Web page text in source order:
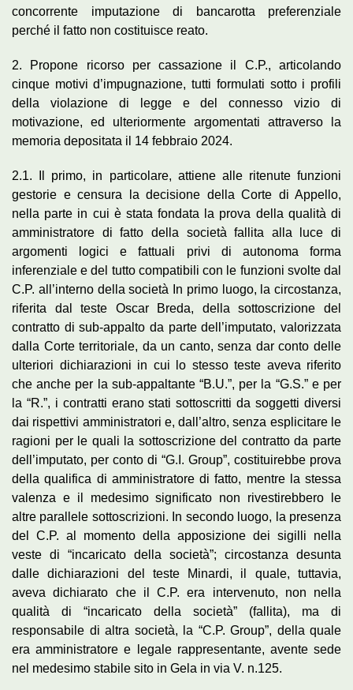
concorrente imputazione di bancarotta preferenziale
perché il fatto non costituisce reato.
2. Propone ricorso per cassazione il C.P., articolando
cinque motivi d’impugnazione, tutti formulati sotto i profili
della violazione di legge e del connesso vizio di
motivazione, ed ulteriormente argomentati attraverso la
memoria depositata il 14 febbraio 2024.
2.1. Il primo, in particolare, attiene alle ritenute funzioni
gestorie e censura la decisione della Corte di Appello,
nella parte in cui è stata fondata la prova della qualità di
amministratore di fatto della società fallita alla luce di
argomenti logici e fattuali privi di autonoma forma
inferenziale e del tutto compatibili con le funzioni svolte dal
C.P. all’interno della società In primo luogo, la circostanza,
riferita dal teste Oscar Breda, della sottoscrizione del
contratto di sub-appalto da parte dell’imputato, valorizzata
dalla Corte territoriale, da un canto, senza dar conto delle
ulteriori dichiarazioni in cui lo stesso teste aveva riferito
che anche per la sub-appaltante “B.U.”, per la “G.S.” e per
la “R.”, i contratti erano stati sottoscritti da soggetti diversi
dai rispettivi amministratori e, dall’altro, senza esplicitare le
ragioni per le quali la sottoscrizione del contratto da parte
dell’imputato, per conto di “G.I. Group”, costituirebbe prova
della qualifica di amministratore di fatto, mentre la stessa
valenza e il medesimo significato non rivestirebbero le
altre parallele sottoscrizioni. In secondo luogo, la presenza
del C.P. al momento della apposizione dei sigilli nella
veste di “incaricato della società”; circostanza desunta
dalle dichiarazioni del teste Minardi, il quale, tuttavia,
aveva dichiarato che il C.P. era intervenuto, non nella
qualità di “incaricato della società” (fallita), ma di
responsabile di altra società, la “C.P. Group”, della quale
era amministratore e legale rappresentante, avente sede
nel medesimo stabile sito in Gela in via V. n.125.